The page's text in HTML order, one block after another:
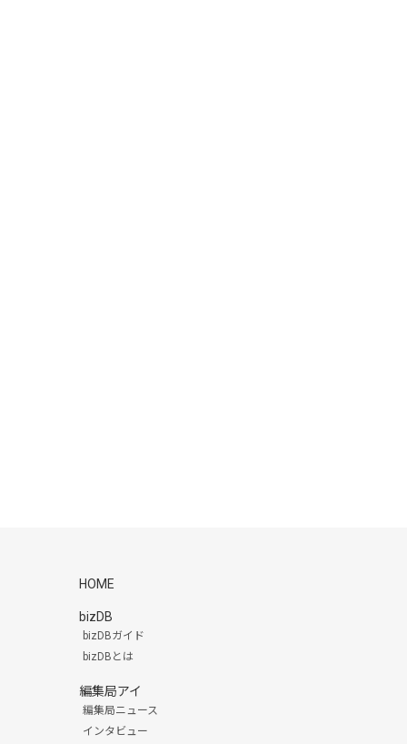
HOME
bizDB
bizDBガイド
bizDBとは
編集局アイ
編集局ニュース
インタビュー